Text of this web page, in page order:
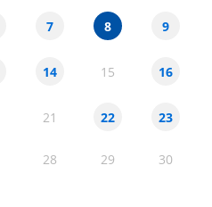
7 8 9
14 15 16
21 22 23
28 29 30